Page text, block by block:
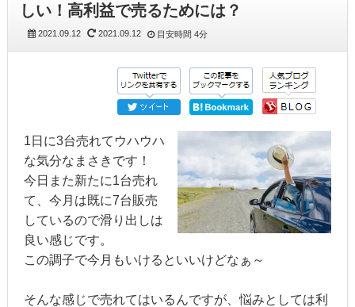
しい！高利益で売るためには？
2021.09.12 2021.09.12 目安時間 4分
1日に3台売れてウハウハ
な気分なまさきです！
今日また新たに1台売れ
て、今月は既に7台販売
しているので滑り出しは
良い感じです。
この調子で今月もいけるといいけどなぁ～
そんな感じで売れてはいるんですが、悩みとしては利